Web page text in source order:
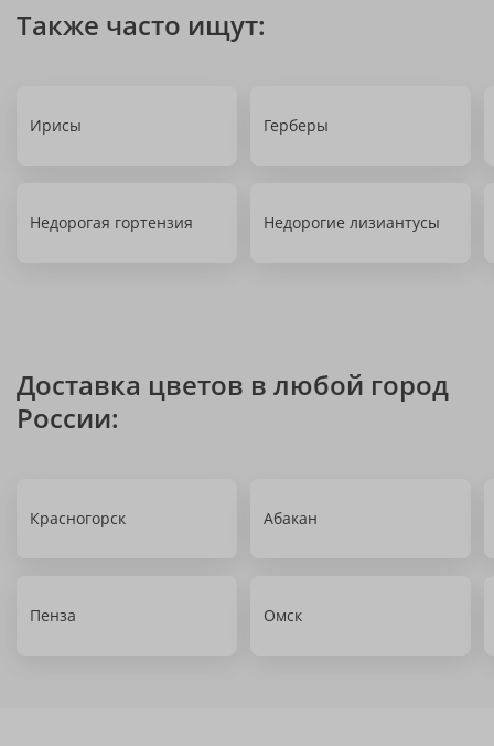
Также часто ищут:
Ирисы Герберы
Недорогая гортензия Недорогие лизиантусы
Доставка цветов в любой город
России:
Красногорск Абакан
Пенза Омск